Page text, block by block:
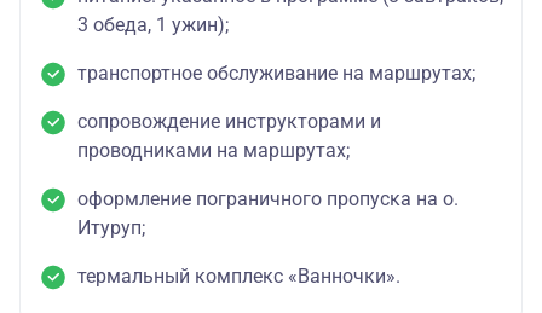
3 обеда, 1 ужин);
транспортное обслуживание на маршрутах;
сопровождение инструкторами и
проводниками на маршрутах;
оформление пограничного пропуска на о.
Итуруп;
термальный комплекс «Ванночки».